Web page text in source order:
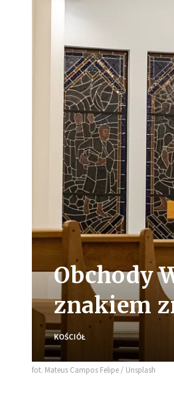
Obchody
znakiem
KOŚCIÓŁ
fot. Mateus Campos Felipe / Unsplash